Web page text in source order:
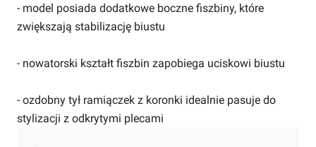
- model posiada dodatkowe boczne fiszbiny, które
zwiększają stabilizację biustu
- nowatorski kształt fiszbin zapobiega uciskowi biustu
- ozdobny tył ramiączek z koronki idealnie pasuje do
stylizacji z odkrytymi plecami